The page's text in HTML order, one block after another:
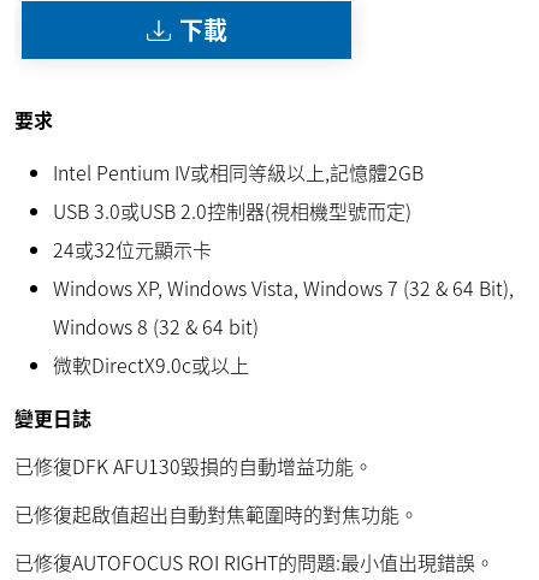
下載
要求
Intel Pentium IV或相同等級以上,記憶體2GB
USB 3.0或USB 2.0控制器(視相機型號而定)
24或32位元顯示卡
Windows XP, Windows Vista, Windows 7 (32 & 64 Bit),
Windows 8 (32 & 64 bit)
微軟DirectX9.0c或以上
變更日誌
已修復DFK AFU130毀損的自動增益功能。
已修復起啟值超出自動對焦範圍時的對焦功能。
已修復AUTOFOCUS ROI RIGHT的問題:最小值出現錯誤。